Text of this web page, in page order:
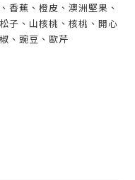
香蕉、橙皮、澳洲堅果、
子、山核桃、核桃、開心
、豌豆、歐芹